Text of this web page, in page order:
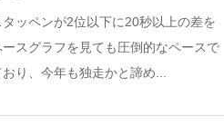
タッペンが2位以下に20秒以上の差を
スグラフを見ても圧倒的なペースで
り、今年も独走かと諦め...